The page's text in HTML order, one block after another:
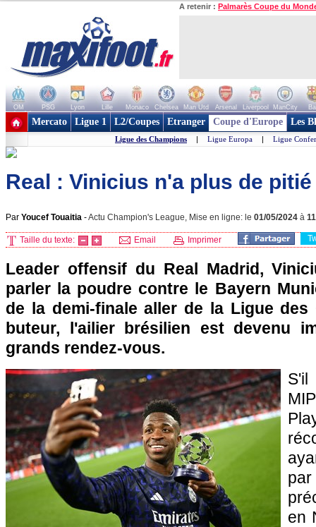
A retenir : Palmarès Coupe du
OM PSG Lyon Lille Monaco Chelsea Man Utd Arsenal Liverpool ManCity
+ de clubs
Mercato Ligue 1 L2/Coupes Etranger Coupe d'Europe Les
Ligue des Champions | Ligue Europa | Ligue
Real : Vinicius n'a plus de pitié
Par Youcef Touaitia -Actu Champion's League, Mise en ligne: le 01/05/2024 à
Taille du texte: Email Imprimer
Leader offensif du Real Madrid,
parler la poudre contre le Bayern
de la demi-finale aller de la Ligue des
buteur, l'ailier brésilien est devenu
grands rendez-vous.
en